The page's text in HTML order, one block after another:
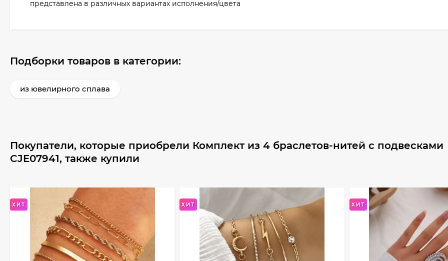
представлена в различных вариантах исполнения/цвета
Подборки товаров в категории:
из ювелирного сплава
Покупатели, которые приобрели Комплект из 4 браслетов-нитей с подвесками
CJE07941, также купили
ХИТ ХИТ ХИТ